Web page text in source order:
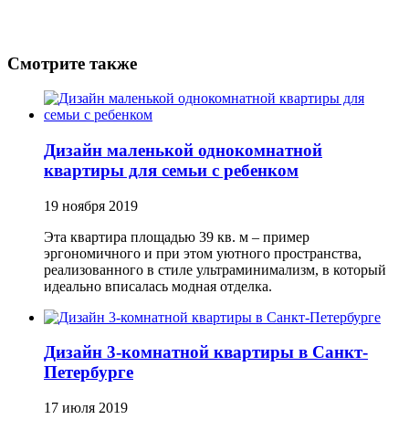
Смотрите также
Дизайн маленькой однокомнатной
квартиры для семьи с ребенком
19 ноября 2019
Эта квартира площадью 39 кв. м – пример
эргономичного и при этом уютного пространства,
реализованного в стиле ультраминимализм, в который
идеально вписалась модная отделка.
Дизайн 3-комнатной квартиры в Санкт-
Петербурге
17 июля 2019